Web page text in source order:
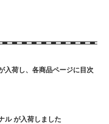
入荷し、各商品ページに目次
ル が入荷しました